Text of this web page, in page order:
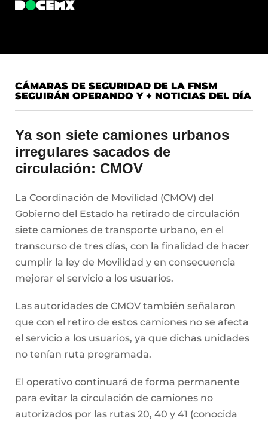
CÁMARAS DE SEGURIDAD DE LA FNSM
SEGUIRÁN OPERANDO Y + NOTICIAS DEL DÍA
Ya son siete camiones urbanos
irregulares sacados de
circulación: CMOV
La Coordinación de Movilidad (CMOV) del
Gobierno del Estado ha retirado de circulación
siete camiones de transporte urbano, en el
transcurso de tres días, con la finalidad de hacer
cumplir la ley de Movilidad y en consecuencia
mejorar el servicio a los usuarios.
Las autoridades de CMOV también señalaron
que con el retiro de estos camiones no se afecta
el servicio a los usuarios, ya que dichas unidades
no tenían ruta programada.
El operativo continuará de forma permanente
para evitar la circulación de camiones no
autorizados por las rutas 20, 40 y 41 (conocida